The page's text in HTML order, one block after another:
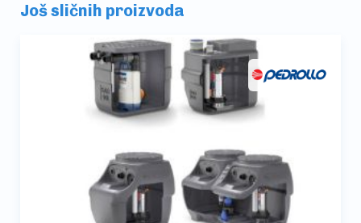
Još sličnih proizvoda